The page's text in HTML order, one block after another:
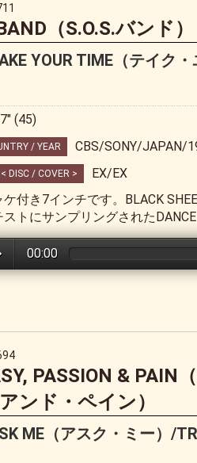
（S.O.S.バンド）
YOUR TIME（テイク・
7" (45)
/ YEAR CBS/SONY/JAPAN/
DISC / COVER >
EX/EX
付き7インチです。BLACK
トにサンプリングされたDANCE
00:00
PASSION & PAIN
ンド・ペイン）
ME（アスク・ミー）/